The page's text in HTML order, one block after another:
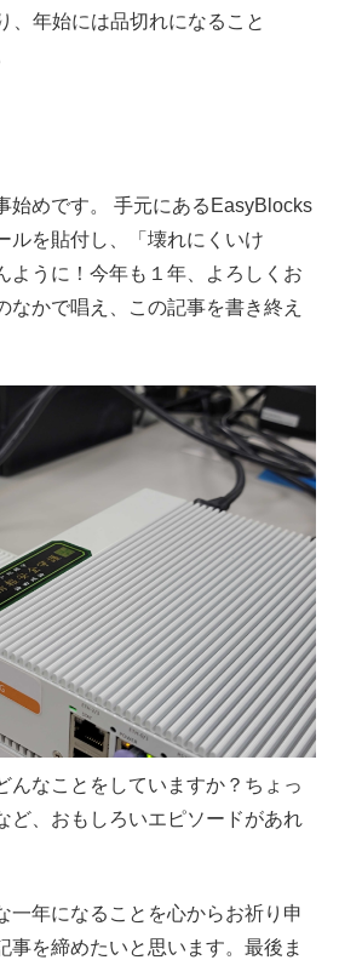
、年始には品切れになること
始めです。 手元にあるEasyBlocks
ルを貼付し、「壊れにくいけ
ように！今年も１年、よろしくお
なかで唱え、この記事を書き終え
んなことをしていますか？ちょっ
ど、おもしろいエピソードがあれ
一年になることを心からお祈り申
事を締めたいと思います。最後ま